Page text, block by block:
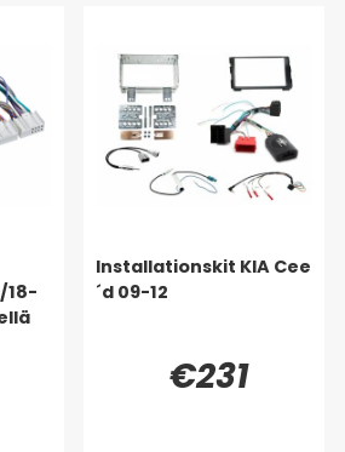
18-
Installationskit KIA Cee
´d 09-12
€231